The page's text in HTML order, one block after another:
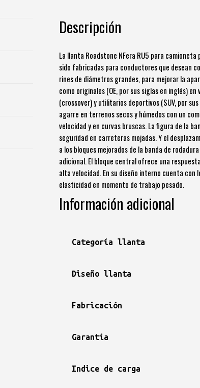
Descripción
La llanta Roadstone NFera RU5 para
sido fabricadas para conductores que desean
rines de diámetros grandes, para mejorar la
como originales (OE, por sus siglas en inglés)
(crossover) y utilitarios deportivos (SUV, por
agarre en terrenos secos y húmedos con un
velocidad y en curvas bruscas. La figura de la
seguridad en carreteras mojadas. Y el
a los bloques mejorados de la banda de
adicional. El bloque central ofrece una
alta velocidad. En su diseño interno cuenta
elasticidad en momento de trabajo pesado.
Información adicional
Categoría llanta
Diseño llanta
Fabricación
Garantía
Indice de carga